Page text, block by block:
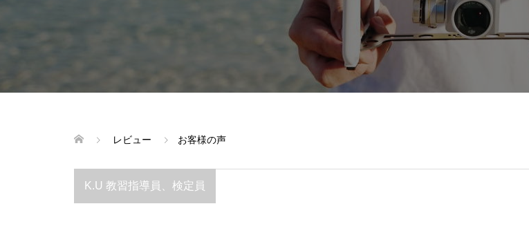
レビュー お客様の声
K.U 教習指導員、検定員